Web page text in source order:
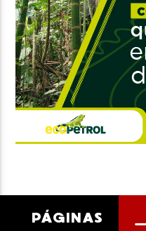
PÁGINAS